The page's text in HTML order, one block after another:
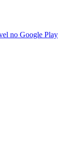
no Google Play